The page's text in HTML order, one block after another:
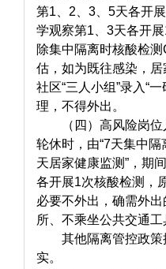
第1、2、3、5天各开
学观察第1、3天各开
除集中隔离时核酸检
估，如为既往感染，居
社区“三人小组”录入“
理，不得外出。
（四）高风险岗位
轮休时，由“7天集中隔
天居家健康监测”，期
各开展1次核酸检测，
必要不外出，确需外
所、不乘坐公共交通工
其他隔离管控政策
实。